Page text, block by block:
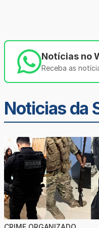
Notícias no
Receba as
Noticias da